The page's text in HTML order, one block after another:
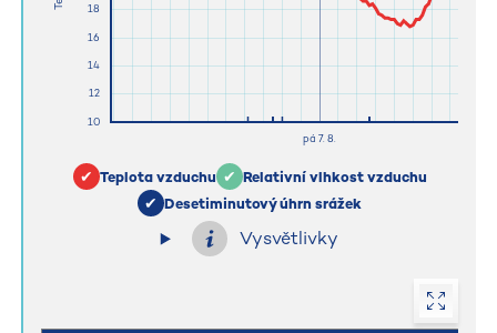
Teplota vzduchu
Relativní vlhkost vzduchu
Desetiminutový úhrn srážek
Vysvětlivky